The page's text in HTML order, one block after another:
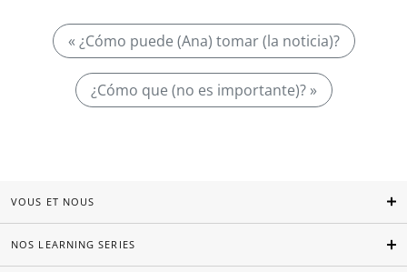
« ¿Cómo puede (Ana) tomar (la noticia)?
¿Cómo que (no es importante)? »
VOUS ET NOUS
NOS LEARNING SERIES